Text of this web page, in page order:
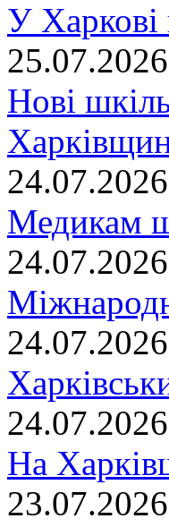
У Харкові
25.07.2026
Нові
24.07.2026
Медикам
24.07.2026
24.07.2026
24.07.2026
На
23.07.2026